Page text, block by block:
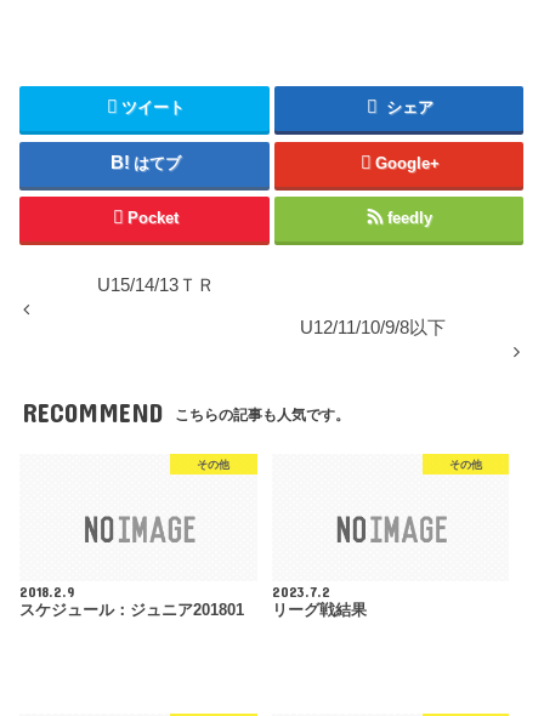
ツイート シェア
はてブ Google+
Pocket feedly
U15/14/13ＴＲ
U12/11/10/9/8以下
RECOMMEND こちらの記事も人気です。
その他
2018.2.9
スケジュール：ジュニア201801
その他
2023.7.2
リーグ戦結果